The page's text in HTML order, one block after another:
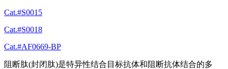
Cat.#S0015
Cat.#S0018
Cat.#AF0669-BP
阻断肽(封闭肽)是特异性结合目标抗体和阻断抗体结合的多